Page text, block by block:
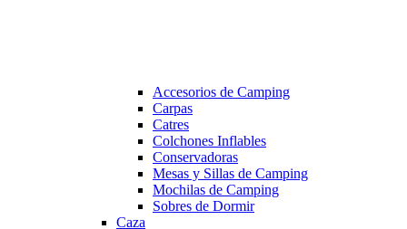
Accesorios de Camping
Carpas
Catres
Colchones Inflables
Conservadoras
Mesas y Sillas de Camping
Mochilas de Camping
Sobres de Dormir
Caza